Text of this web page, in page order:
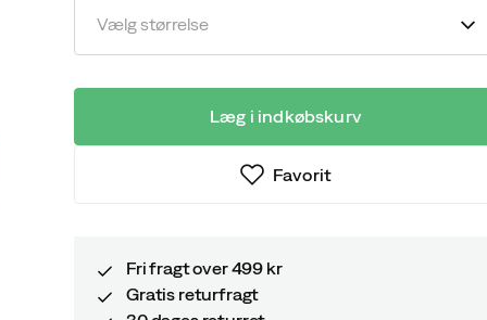
Vælg størrelse
Læg i indkøbskurv
Favorit
Fri fragt over 499 kr
Gratis returfragt